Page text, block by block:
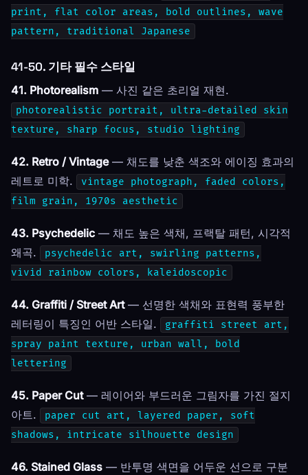
print, flat color areas, bold outlines, wave
pattern, traditional Japanese
41-50. 기타 필수 스타일
41. Photorealism — 사진 같은 초리얼 재현.
photorealistic portrait, ultra-detailed skin
texture, sharp focus, studio lighting
42. Retro / Vintage— 채도를 낮춘 색조와 에이징 효과의
레트로 미학.
vintage photograph, faded colors,
film grain, 1970s aesthetic
43. Psychedelic — 채도 높은 색채, 프랙탈 패턴, 시각적
왜곡.
psychedelic art, swirling patterns,
vivid rainbow colors, kaleidoscopic
44. Graffiti / Street Art— 선명한 색채와 표현력 풍부한
레터링이 특징인 어반 스타일.
graffiti street art,
spray paint texture, urban wall, bold
lettering
45. Paper Cut— 레이어와 부드러운 그림자를 가진 절지
아트.
paper cut art, layered paper, soft
shadows, intricate silhouette design
46. Stained Glass — 반투명 색면을 어두운 선으로 구분